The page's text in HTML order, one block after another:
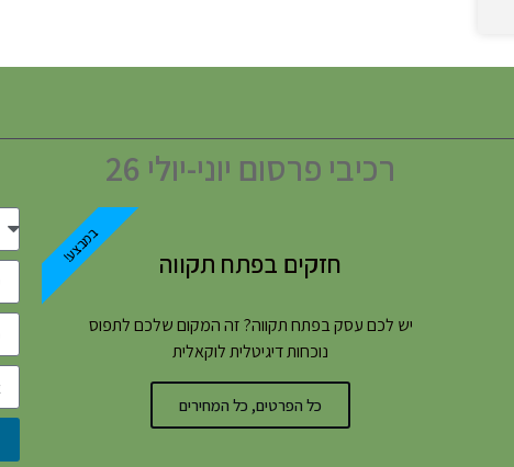
רכיבי פרסום יוני-יולי 26
חזקים בפתח תקווה
יש לכם עסק בפתח תקווה? זה המקום שלכם לתפוס
נוכחות דיגיטלית לוקאלית
כל הפרטים, כל המחירים
במבצע!